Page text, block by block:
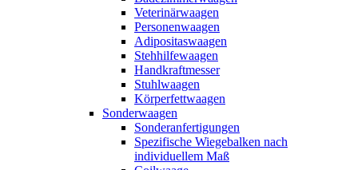
Veterinärwaagen
Personenwaagen
Adipositaswaagen
Stehhilfewaagen
Handkraftmesser
Stuhlwaagen
Körperfettwaagen
Sonderwaagen
Sonderanfertigungen
Spezifische Wiegebalken nach
individuellem Maß